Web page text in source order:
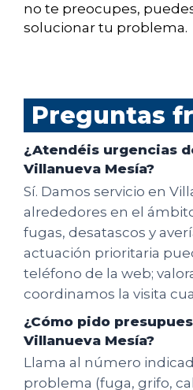
no te preocupes,
solucionar tu problema.
Preguntas
¿Atendéis urgencias
Villanueva Mesía?
Sí. Damos servicio en
alrededores en el
fugas, desatascos y
actuación prioritaria
teléfono de la web;
coordinamos la visita
¿Cómo pido
Villanueva Mesía?
Llama al número
problema (fuga, grifo,